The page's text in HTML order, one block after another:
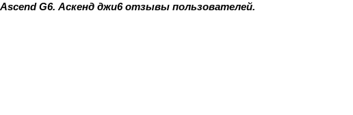
G6. Аскенд джи6 отзывы пользователей.